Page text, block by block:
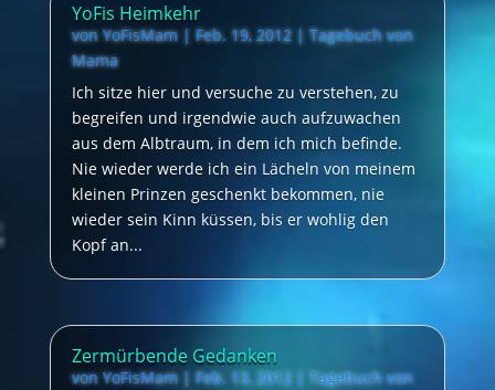
YoFis Heimkehr
vonYoFisMam|Feb. 19, 2012| Tagebuch von
Mama
Ich sitze hier und versuche zu verstehen, zu
begreifen und irgendwie auch aufzuwachen
aus dem Albtraum, in dem ich mich befinde.
Nie wieder werde ich ein Lächeln von meinem
kleinen Prinzen geschenkt bekommen, nie
wieder sein Kinn küssen, bis er wohlig den
Kopf an...
Zermürbende Gedanken
von YoFisMam| Feb. 13, 2012| Tagebuch von